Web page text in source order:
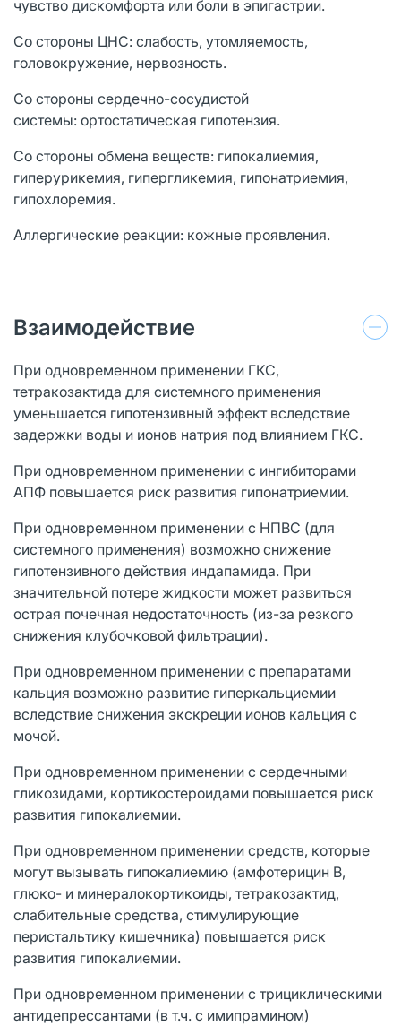
чувство дискомфорта или боли в эпигастрии.
Со стороны ЦНС: слабость, утомляемость,
головокружение, нервозность.
Со стороны сердечно-сосудистой
системы: ортостатическая гипотензия.
Со стороны обмена веществ: гипокалиемия,
гиперурикемия, гипергликемия, гипонатриемия,
гипохлоремия.
Аллергические реакции: кожные проявления.
Взаимодействие
При одновременном применении ГКС,
тетракозактида для системного применения
уменьшается гипотензивный эффект вследствие
задержки воды и ионов натрия под влиянием ГКС.
При одновременном применении с ингибиторами
АПФ повышается риск развития гипонатриемии.
При одновременном применении с НПВС (для
системного применения) возможно снижение
гипотензивного действия индапамида. При
значительной потере жидкости может развиться
острая почечная недостаточность (из-за резкого
снижения клубочковой фильтрации).
При одновременном применении с препаратами
кальция возможно развитие гиперкальциемии
вследствие снижения экскреции ионов кальция с
мочой.
При одновременном применении с сердечными
гликозидами, кортикостероидами повышается риск
развития гипокалиемии.
При одновременном применении средств, которые
могут вызывать гипокалиемию (амфотерицин B,
глюко- и минералокортикоиды, тетракозактид,
слабительные средства, стимулирующие
перистальтику кишечника) повышается риск
развития гипокалиемии.
При одновременном применении с трициклическими
антидепрессантами (в т.ч. с имипрамином)